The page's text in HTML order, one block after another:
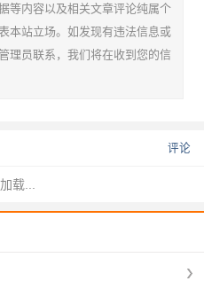
等内容以及相关文章评论纯属个
本站立场。如发现有违法信息或
理员联系，我们将在收到您的信
评论
载...